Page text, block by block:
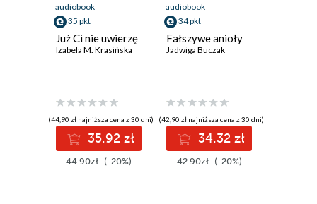
audiobook
35 pkt
Już Ci nie uwierzę
Izabela M. Krasińska
(44,90 zł najniższa cena z 30 dni)
35.92 zł
44.90zł (-20%)
audiobook
34 pkt
Fałszywe anioły
Jadwiga Buczak
(42,90 zł najniższa cena z 30 dni)
34.32 zł
42.90zł (-20%)